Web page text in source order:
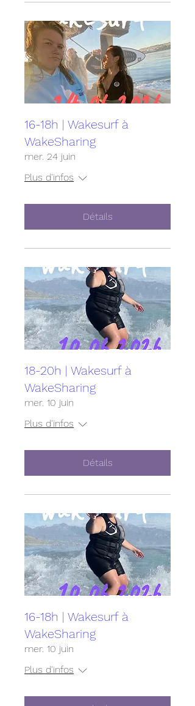
16-18h | Wakesurf à
WakeSharing
mer. 24 juin
Plus d'infos
Détails
18-20h | Wakesurf à
WakeSharing
mer. 10 juin
Plus d'infos
Détails
16-18h | Wakesurf à
WakeSharing
mer. 10 juin
Plus d'infos